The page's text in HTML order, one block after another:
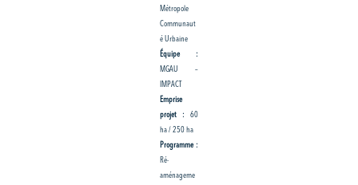
Métropole
Communaut
é Urbaine
Équipe :
MGAU –
IMPACT
Emprise
projet : 60
ha / 250 ha
Programme :
Ré-
aménageme